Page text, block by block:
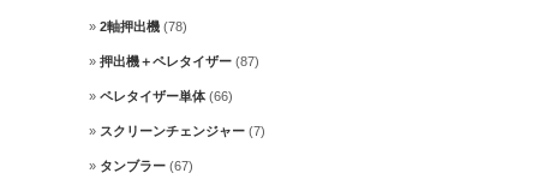
2軸押出機 (78)
押出機＋ペレタイザー (87)
ペレタイザー単体 (66)
スクリーンチェンジャー (7)
タンブラー (67)